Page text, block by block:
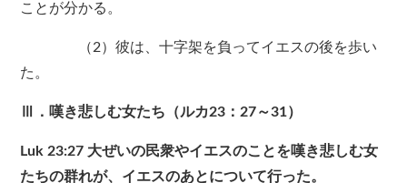
ことが分かる。
（2）彼は、十字架を負ってイエスの後を歩い
た。
Ⅲ．嘆き悲しむ女たち（ルカ23：27～31）
Luk 23:27 大ぜいの民衆やイエスのことを嘆き悲しむ女
たちの群れが、イエスのあとについて行った。